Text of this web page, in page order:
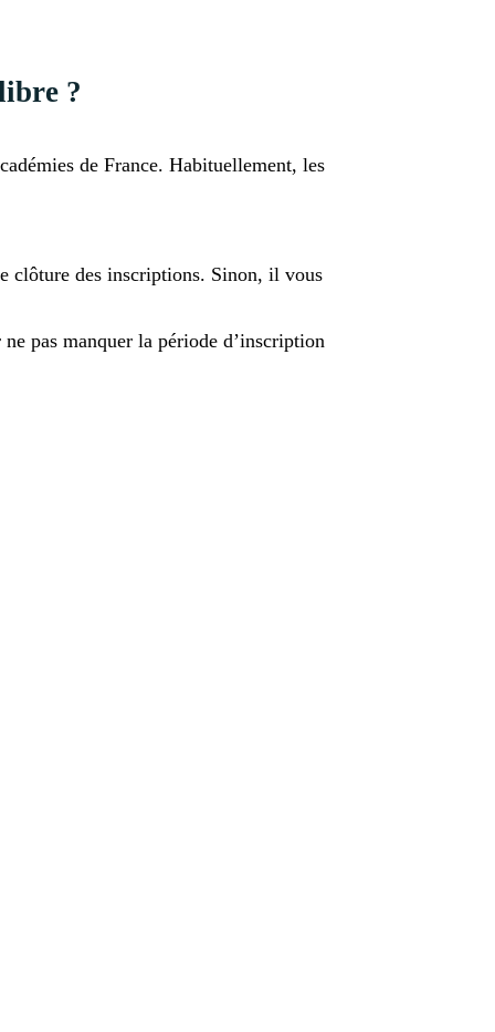
?
de France. Habituellement, les
clôture des inscriptions. Sinon, il vous
pas manquer la période d’inscription